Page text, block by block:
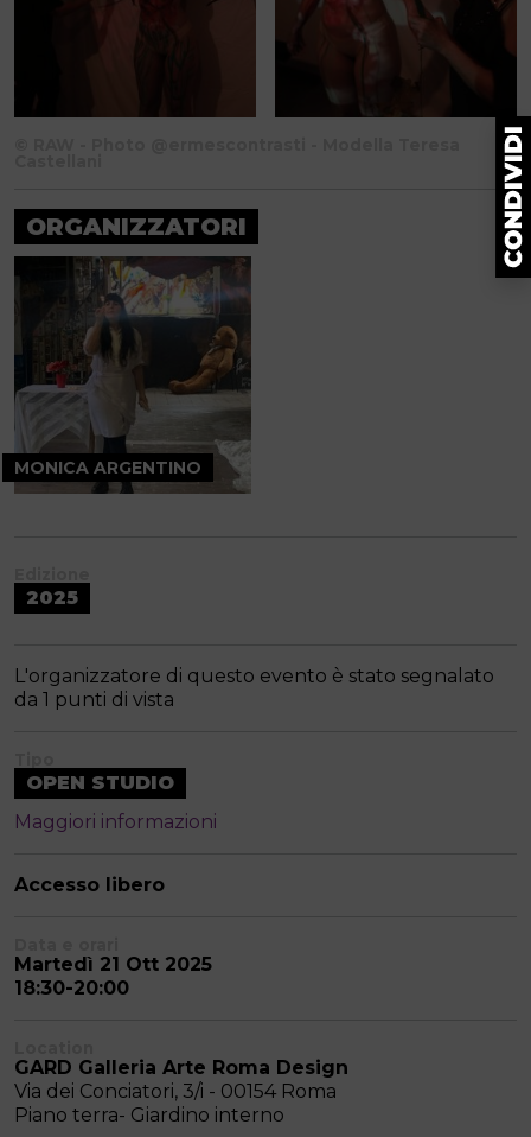
ORGANIZZATORI
MONICA ARGENTINO
2025
L'organizzatore di questo evento è stato segnalato
da 1 punti di vista
OPEN STUDIO
Maggiori informazioni
Accesso libero
Martedì 21 Ott 2025
18:30-20:00
GARD Galleria Arte Roma Design
Via dei Conciatori, 3/i - 00154 Roma
Piano terra- Giardino interno